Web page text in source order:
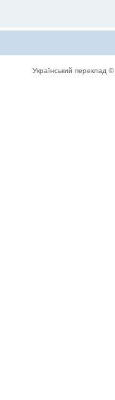
Український переклад